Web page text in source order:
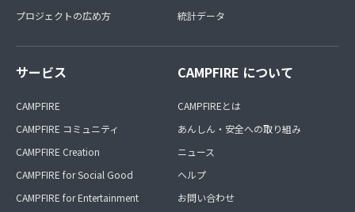
プロジェクトの広め方
統計データ
サービス
CAMPFIRE
CAMPFIRE コミュニティ
CAMPFIRE Creation
CAMPFIRE for Social Good
CAMPFIRE for Entertainment
CAMPFIRE について
CAMPFIREとは
あんしん・安全への取り組み
ニュース
ヘルプ
お問い合わせ